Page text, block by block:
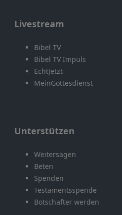
Livestream
Bibel TV
Bibel TV Impuls
EchtJetzt
MeinGottesdienst
Unterstützen
Weitersagen
Beten
Spenden
Testamentsspende
Botschafter werden